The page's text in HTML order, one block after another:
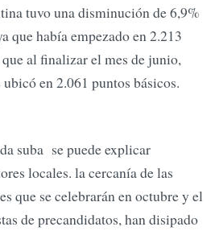
tuvo una disminución de 6,9%
que había empezado en 2.213
al finalizar el mes de junio,
en 2.061 puntos básicos.
suba se puede explicar
locales. la cercanía de las
que se celebrarán en octubre y el
de precandidatos, han disipado